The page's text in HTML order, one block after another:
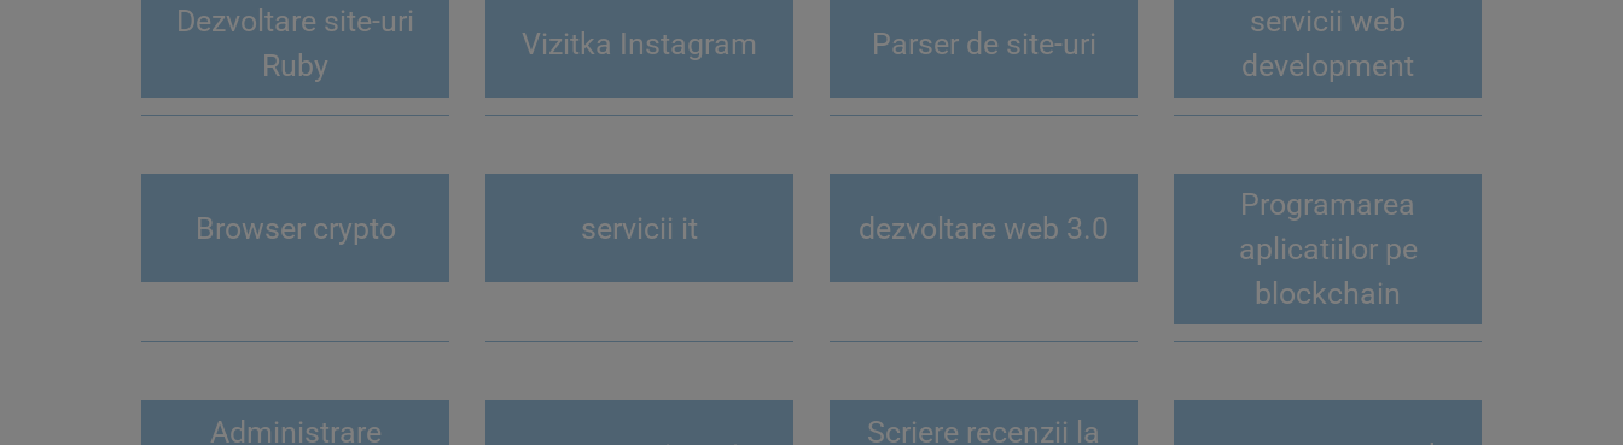
Dezvoltare site-uri
Ruby
Vizitka Instagram Parser de site-uri
servicii web
development
Browser crypto servicii it dezvoltare web 3.0
Programarea
aplicatiilor pe
blockchain
Administrare
Scriere recenzii la